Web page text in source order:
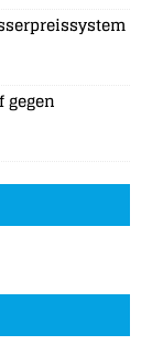
gegen